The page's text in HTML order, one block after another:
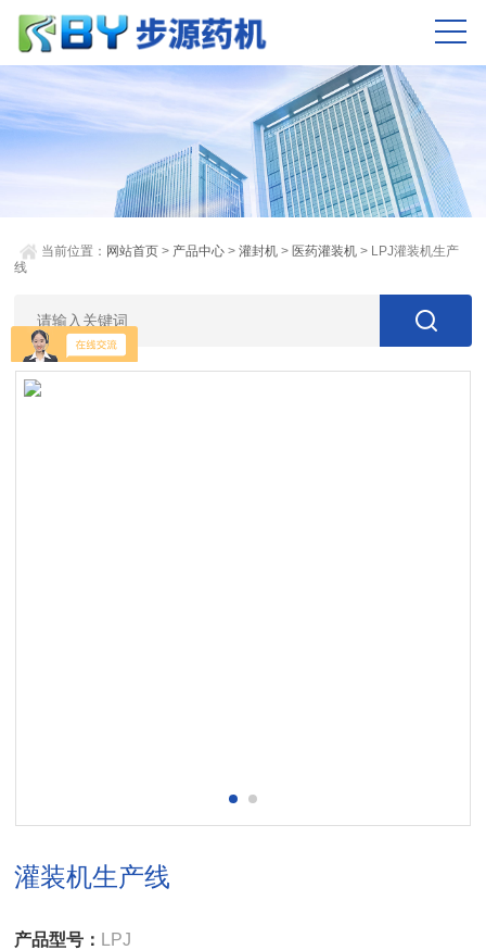
当前位置： 网站首页 > 产品中心 >灌封机 > 医药灌装机 > LPJ灌装机生产
线
灌装机生产线
产品型号：
LPJ